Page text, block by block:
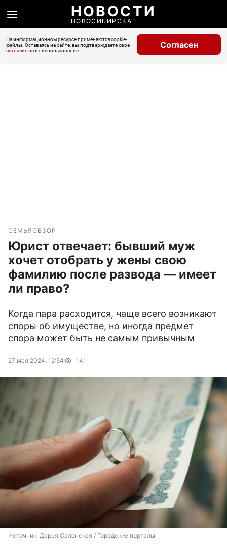
НОВОСТИ
НОВОСИБИРСКА
На информационном ресурсе применяются cookie-
файлы. Оставаясь на сайте, вы подтверждаете свое
согласиена их использование.
Согласен
СЕМЬЯОБЗОР
Юрист отвечает: бывший муж
хочет отобрать у жены свою
фамилию после развода — имеет
ли право?
Когда пара расходится, чаще всего возникают
споры об имуществе, но иногда предмет
спора может быть не самым привычным
27 мая 2024, 12:54 141
Источник: Дарья Селенская / Городские порталы